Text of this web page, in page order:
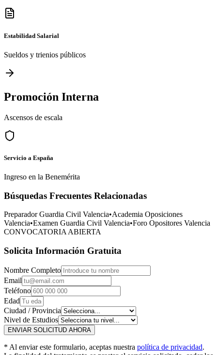
Estabilidad Salarial
Sueldos y trienios públicos
Promoción Interna
Ascensos de escala
Servicio a España
Ingreso en la Benemérita
Búsquedas Frecuentes Relacionadas
Preparador Guardia Civil Valencia•Academia Oposiciones
Valencia•Examen Guardia Civil Valencia•Foro Opositores Valencia
CONVOCATORIA ABIERTA
Solicita Información Gratuita
Nombre Completo
Email
Teléfono
Edad
Ciudad / Provincia
Nivel de Estudios
ENVIAR SOLICITUD AHORA
* Al enviar este formulario, aceptas nuestra política de privacidad.